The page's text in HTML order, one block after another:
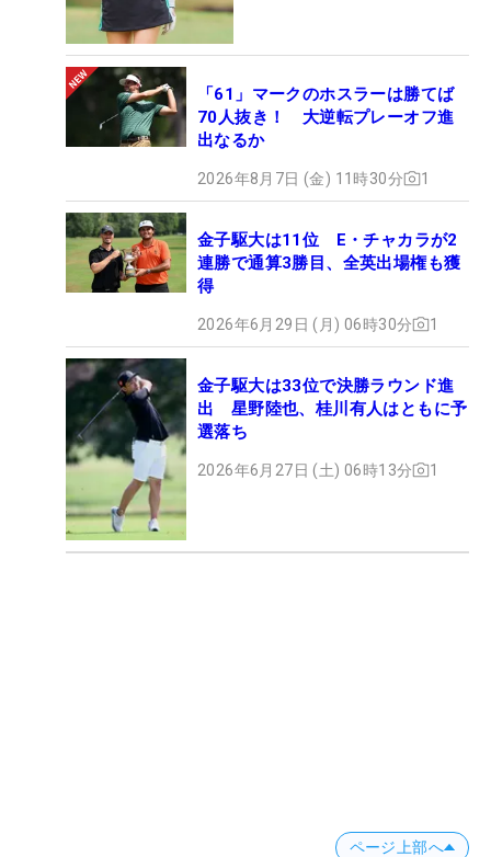
「61」マークのホスラーは勝てば
70人抜き！ 大逆転プレーオフ進
出なるか
2026年8月7日 (金) 11時30分 1
金子駆大は11位 E・チャカラが2
連勝で通算3勝目、全英出場権も獲
得
2026年6月29日 (月) 06時30分 1
金子駆大は33位で決勝ラウンド進
出 星野陸也、桂川有人はともに予
選落ち
2026年6月27日 (土) 06時13分 1
ページ上部へ